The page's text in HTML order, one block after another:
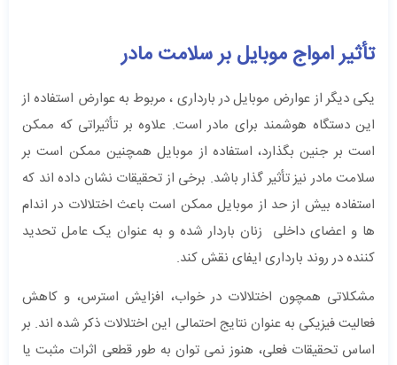
تأثیر امواج موبایل بر سلامت مادر
یکی دیگر از عوارض موبایل در بارداری ، مربوط به عوارض استفاده از
این دستگاه هوشمند برای مادر است. علاوه بر تأثیراتی که ممکن
است بر جنین بگذارد، استفاده از موبایل همچنین ممکن است بر
سلامت مادر نیز تأثیر گذار باشد. برخی از تحقیقات نشان داده ‌اند که
استفاده بیش از حد از موبایل ممکن است باعث اختلالات در اندام
ها و اعضای داخلی زنان باردار شده و به عنوان یک عامل تحدید
کننده در روند بارداری ایفای نقش کند.
مشکلاتی همچون اختلالات در خواب، افزایش استرس، و کاهش
فعالیت فیزیکی به عنوان نتایج احتمالی این اختلالات ذکر شده‌ اند. بر
اساس تحقیقات فعلی، هنوز نمی‌ توان به طور قطعی اثرات مثبت یا